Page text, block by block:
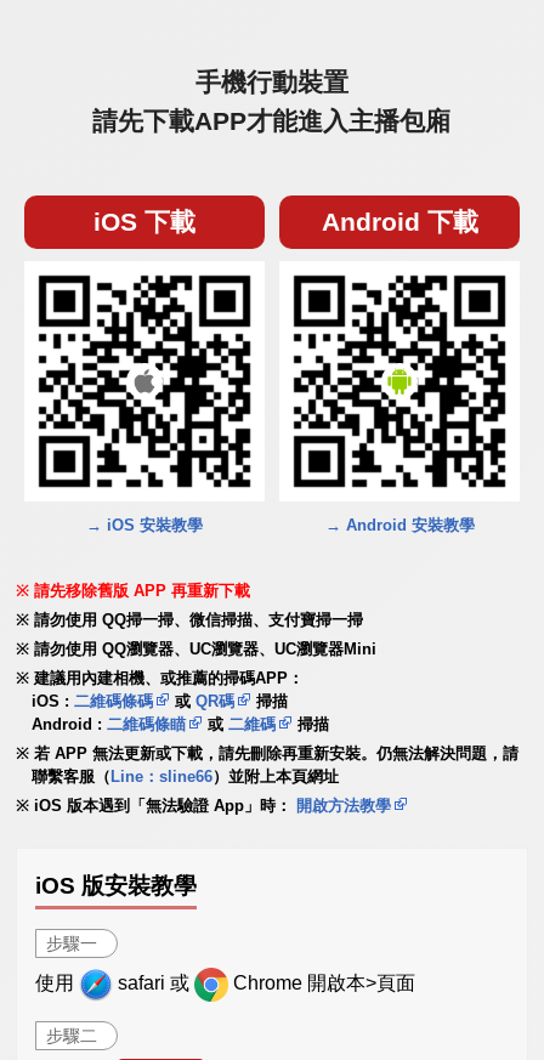
手機行動裝置
請先下載APP才能進入主播包廂
iOS 下載
→ iOS 安裝教學
Android 下載
→ Android 安裝教學
請先移除舊版 APP 再重新下載
請勿使用 QQ掃一掃、微信掃描、支付寶掃一掃
請勿使用 QQ瀏覽器、UC瀏覽器、UC瀏覽器Mini
建議用內建相機、或推薦的掃碼APP：
iOS :二維碼條碼 或QR碼
掃描
Android :二維碼條瞄 或二維碼
掃描
若 APP 無法更新或下載，請先刪除再重新安裝。仍無法解決問題，請
聯繫客服（ Line：sline66）並附上本頁網址
iOS 版本遇到「無法驗證 App」時：
開啟方法教學
iOS 版安裝教學
步驟一
使用 safari 或 Chrome 開啟本>頁面
步驟二